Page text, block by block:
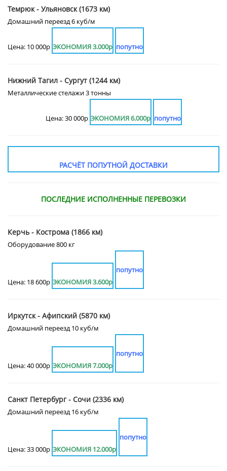
Темрюк - Ульяновск (1673 км)
Домашний переезд 6 куб/м
Цена: 10 000р ЭКОНОМИЯ 3.000р попутно
Нижний Тагил - Сургут (1244 км)
Металлические стелажи 3 тонны
Цена: 30 000р ЭКОНОМИЯ 6.000р попутно
РАСЧЁТ ПОПУТНОЙ ДОСТАВКИ
ПОСЛЕДНИЕ ИСПОЛНЕННЫЕ ПЕРЕВОЗКИ
Керчь - Кострома (1866 км)
Оборудование 800 кг
Цена: 18 600р ЭКОНОМИЯ 3.600р
попутно
Иркутск - Афипский (5870 км)
Домашний переезд 10 куб/м
Цена: 40 000р ЭКОНОМИЯ 7.000р
попутно
Санкт Петербург - Сочи (2336 км)
Домашний переезд 16 куб/м
Цена: 33 000р ЭКОНОМИЯ 12.000р
попутно